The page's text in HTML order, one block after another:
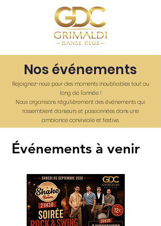
Nos événements
Rejoignez-nous pour des moments inoubliables tout au
long de l'année !
Nous organisons régulièrement des événements qui
rassemblent danseurs et passionnées dans une
ambiance conviviale et festive.
Événements à venir